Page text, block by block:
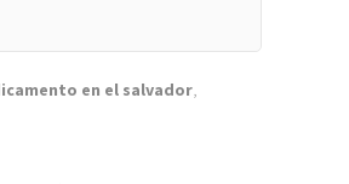
en el salvador